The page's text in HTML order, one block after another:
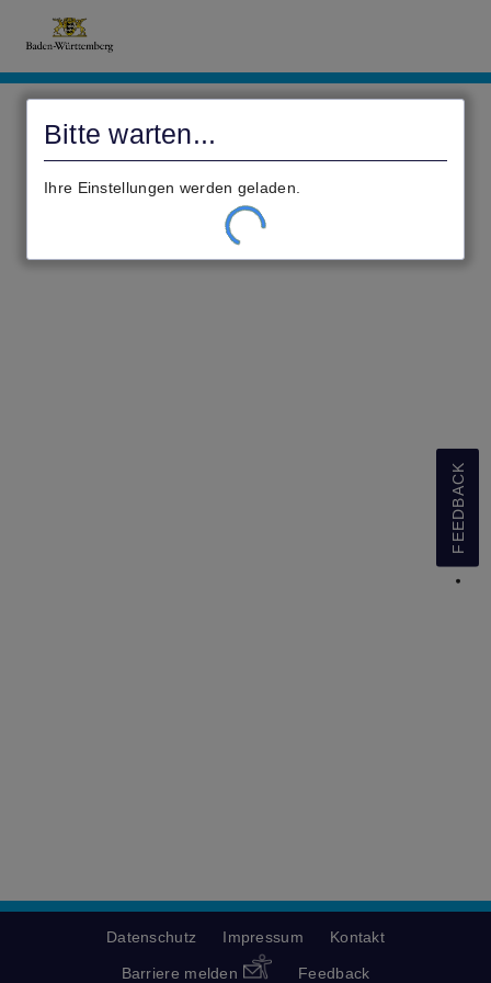
Bitte warten...
Ihre Einstellungen werden geladen.
Civento
FEEDBACK
Datenschutz Impressum Kontakt
Barriere melden Feedback